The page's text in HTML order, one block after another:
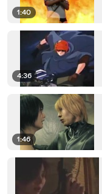
1:40
4:36
1:46